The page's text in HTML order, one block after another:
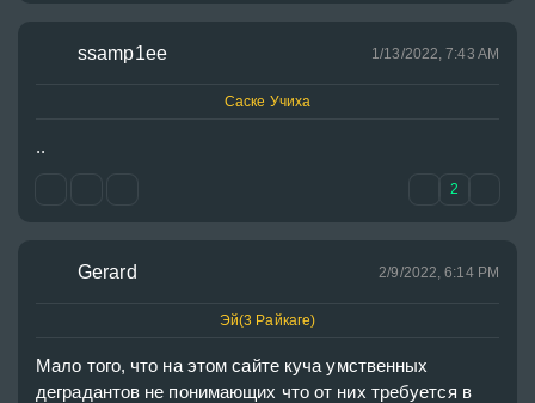
ssamp1ee 1/13/2022, 7:43 AM
Саске Учиха
..
2
Gerard 2/9/2022, 6:14 PM
Эй(3 Райкаге)
Мало того, что на этом сайте куча умственных
деградантов не понимающих что от них требуется в